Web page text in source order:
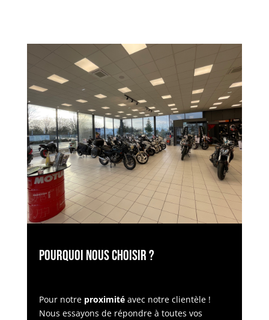
Pourquoi nous choisir ?
Pour notre proximité avec notre clientèle !
Nous essayons de répondre à toutes vos